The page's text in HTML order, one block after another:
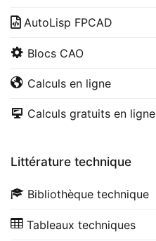
AutoLisp FPCAD
Blocs CAO
Calculs en ligne
Calculs gratuits en ligne
Littérature technique
Bibliothèque technique
Tableaux techniques